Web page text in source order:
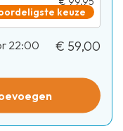
keuze
22:00
€ 59,00